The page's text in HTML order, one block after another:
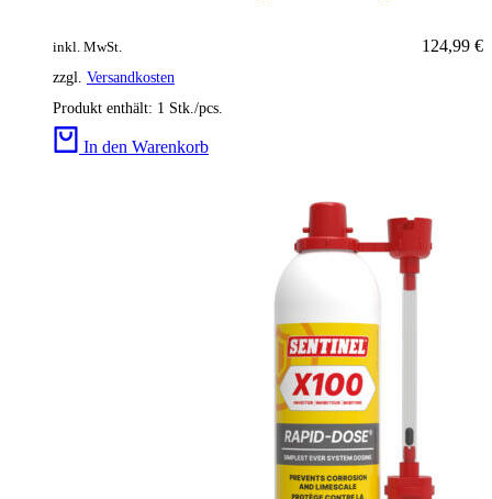
124,99 €
inkl. MwSt.
zzgl. Versandkosten
Produkt enthält: 1 Stk./pcs.
In den Warenkorb